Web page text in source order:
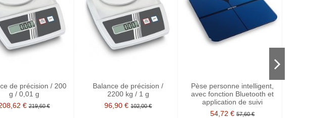
de précision / 200
g / 0,01 g
€ 219,60 €
Balance de précision /
2200 kg / 1 g
96,90 € 102,00 €
Pèse personne intelligent,
avec fonction Bluetooth et
application de suivi
54,72 € 57,60 €